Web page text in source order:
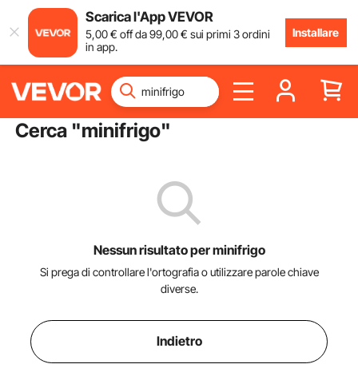
Scarica l'App VEVOR
5,00€ off da99,00€ sui primi 3 ordini
in app.
Installare
Cerca "minifrigo"
Nessun risultato per minifrigo
Si prega di controllare l'ortografia o utilizzare parole chiave
diverse.
Indietro